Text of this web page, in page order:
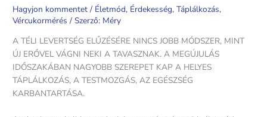
Hagyjon kommentet / Életmód, Érdekesség,Táplálkozás,
Vércukormérés / Szerző: Méry
A TÉLI LEVERTSÉG ELŰZÉSÉRE NINCS JOBB MÓDSZER, MINT
ÚJ ERŐVEL VÁGNI NEKI A TAVASZNAK. A MEGÚJULÁS
IDŐSZAKÁBAN NAGYOBB SZEREPET KAP A HELYES
TÁPLÁLKOZÁS, A TESTMOZGÁS, AZ EGÉSZSÉG
KARBANTARTÁSA.